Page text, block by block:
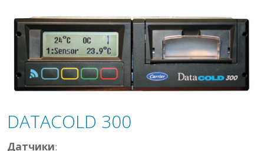
DATACOLD 300
Датчики: